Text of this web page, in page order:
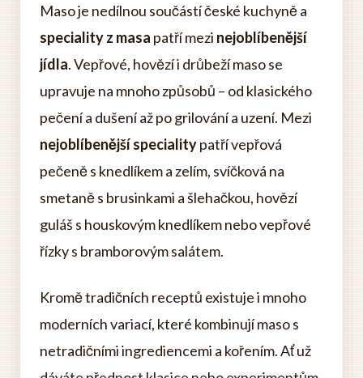
Maso je nedílnou součástí české kuchyně a
speciality z masa patří mezi nejoblíbenější
jídla. Vepřové, hovězí i drůbeží maso se
upravuje na mnoho způsobů – od klasického
pečení a dušení až po grilování a uzení. Mezi
nejoblíbenější specialitypatří vepřová
pečeně s knedlíkem a zelím, svíčková na
smetaně s brusinkami a šlehačkou, hovězí
guláš s houskovým knedlíkem nebo vepřové
řízky s bramborovým salátem.
Kromě tradičních receptů existuje i mnoho
moderních variací, které kombinují maso s
netradičními ingrediencemi a kořením. Ať už